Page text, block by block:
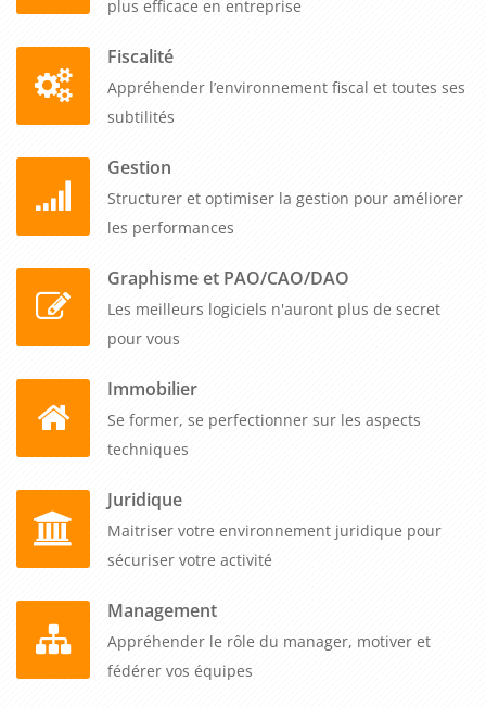
plus efficace en entreprise
Fiscalité
Appréhender l’environnement fiscal et toutes ses
subtilités
Gestion
Structurer et optimiser la gestion pour améliorer
les performances
Graphisme et PAO/CAO/DAO
Les meilleurs logiciels n'auront plus de secret
pour vous
Immobilier
Se former, se perfectionner sur les aspects
techniques
Juridique
Maitriser votre environnement juridique pour
sécuriser votre activité
Management
Appréhender le rôle du manager, motiver et
fédérer vos équipes